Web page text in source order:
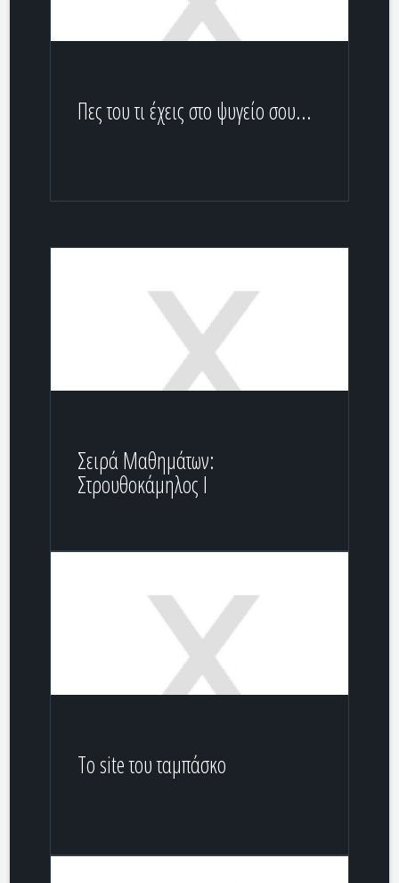
Πες του τι έχεις στο ψυγείο σου...
Σειρά Μαθημάτων:
Στρουθοκάμηλος Ι
Το site του ταμπάσκο